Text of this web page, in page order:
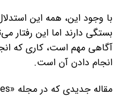
با وجود این، همه این
بستگی دارند اما این رفتار
آگاهی مهم است، کاری که
انجام دادن آن است.